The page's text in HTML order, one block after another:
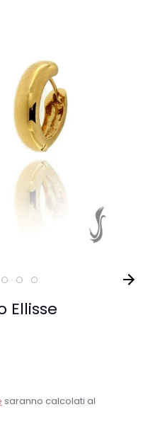
Ellisse
saranno calcolati al